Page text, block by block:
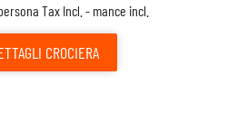
Tax Incl. - mance incl.
CROCIERA